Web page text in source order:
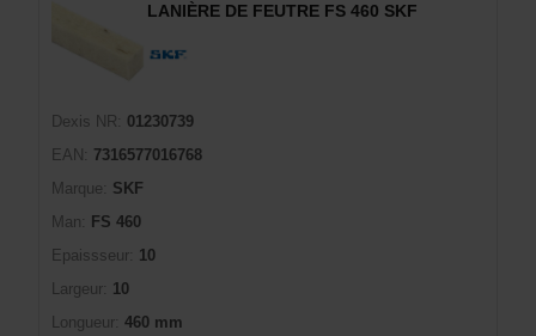
LANIÈRE DE FEUTRE FS 460 SKF
Dexis NR:
01230739
EAN:
7316577016768
Marque:
SKF
Man:
FS 460
Epaissseur: 10
Largeur: 10
Longueur: 460 mm